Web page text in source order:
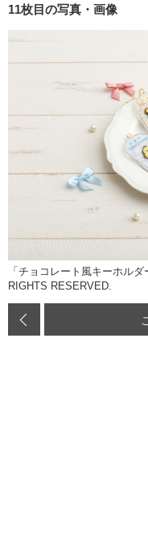
イベント
ビジネス
書評
アニメ
連載・コラム
11枚目の写真・画像
「チョコレート風キーホル
RIGHTS RESERVED.